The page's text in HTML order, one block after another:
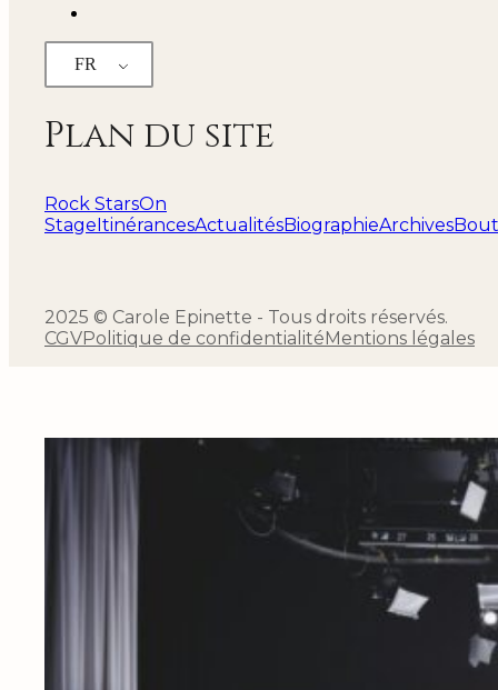
FR
Plan du site
Rock StarsOn
StageItinérancesActualitésBiographieArchives
2025 © Carole Epinette - Tous droits réservés.
CGVPolitique de confidentialitéMentions légales